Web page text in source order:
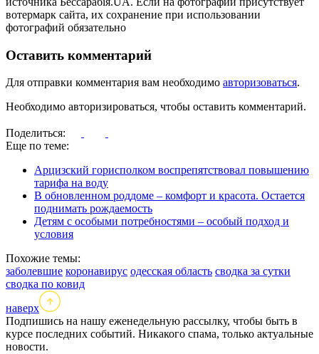
вотермарк сайта, их сохранение при использовании
фотографий обязательно
Оставить комментарий
Для отправки комментария вам необходимо авторизоваться.
Необходимо авторизироваться, чтобы оставить комментарий.
Поделиться:
Еще по теме:
Арцизский горисполком воспрепятствовал повышению
тарифа на воду
В обновленном роддоме – комфорт и красота. Остается
поднимать рождаемость
Детям с особыми потребностями – особый подход и
условия
Похожие темы:
заболевшие коронавирус одесская область сводка за сутки
сводка по ковид
наверх
Подпишись на нашу еженедельную рассылку, чтобы быть в
курсе последних событий. Никакого спама, только актуальные
новости.